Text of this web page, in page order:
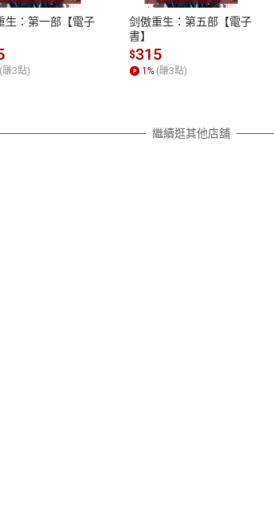
之權利，遽消費者保護法及通訊交
除權合理例外情事適用準則，依商
質各有不同規定。詳細退換貨說明
照各商品說明。
生：第一部【電子
(賺3點)
剑傲重生：第五部【電子
書】
$315
1 % (賺3點)
繼續逛其他店舖